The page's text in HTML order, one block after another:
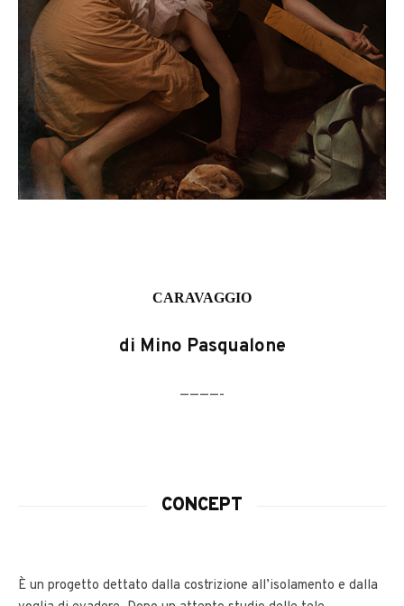
CARAVAGGIO
di Mino Pasqualone
————-
CONCEPT
È un progetto dettato dalla costrizione all’isolamento e dalla